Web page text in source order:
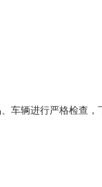
辆进行严格检查，